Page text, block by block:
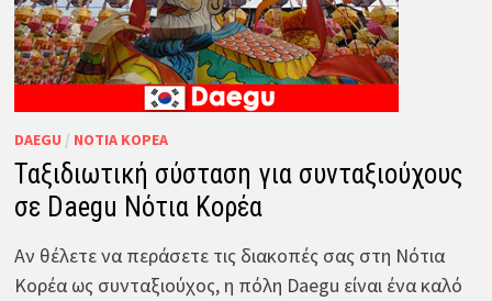
DAEGU / ΝΌΤΙΑ ΚΟΡΈΑ
Ταξιδιωτική σύσταση για συνταξιούχους
σε Daegu Νότια Κορέα
Αν θέλετε να περάσετε τις διακοπές σας στη Νότια
Κορέα ως συνταξιούχος, η πόλη Daegu είναι ένα καλό